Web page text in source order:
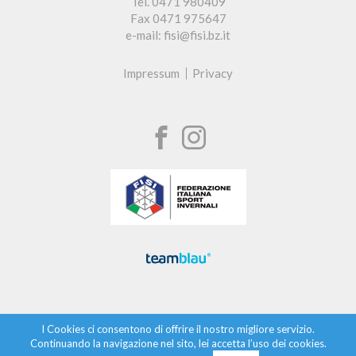
Fax 0471 975647
e-mail: fisi@fisi.bz.it
Impressum Privacy
I Cookies ci consentono di offrire il nostro migliore servizio.
Continuando la navigazione nel sito, lei accetta l’uso dei cookies.